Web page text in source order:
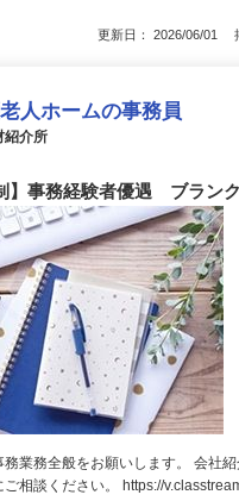
更新日： 2026/06/01
人ホームの事務員
紹介所
】事務経験者優遇 ブラン
務業務全般をお願いします。 会社
ご相談ください。 https://